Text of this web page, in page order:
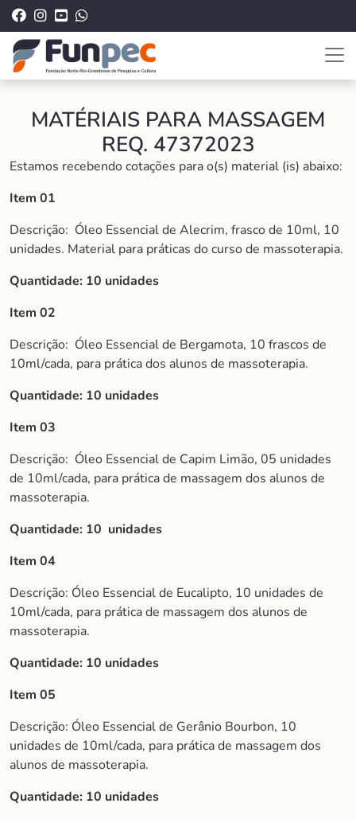
MATÉRIAIS PARA MASSAGEM
REQ. 47372023
Estamos recebendo cotações para o(s) material (is) abaixo:
Item 01
Descrição: Óleo Essencial de Alecrim, frasco de 10ml, 10
unidades. Material para práticas do curso de massoterapia.
Quantidade: 10 unidades
Item 02
Descrição: Óleo Essencial de Bergamota, 10 frascos de
10ml/cada, para prática dos alunos de massoterapia.
Quantidade: 10 unidades
Item 03
Descrição: Óleo Essencial de Capim Limão, 05 unidades
de 10ml/cada, para prática de massagem dos alunos de
massoterapia.
Quantidade: 10 unidades
Item 04
Descrição: Óleo Essencial de Eucalipto, 10 unidades de
10ml/cada, para prática de massagem dos alunos de
massoterapia.
Quantidade: 10 unidades
Item 05
Descrição: Óleo Essencial de Gerânio Bourbon, 10
unidades de 10ml/cada, para prática de massagem dos
alunos de massoterapia.
Quantidade: 10 unidades